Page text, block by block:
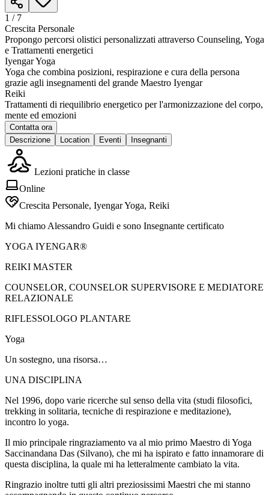
1 / 7
Crescita Personale
Propongo percorsi olistici personalizzati attraverso Counseling, Yoga
e Trattamenti energetici
Iyengar Yoga
Yoga che combina posizioni, respirazione e cura della persona
grazie agli insegnamenti del grande Maestro Iyengar
Reiki
Trattamenti di riequilibrio energetico per l'armonizzazione del corpo,
mente ed emozioni
Contatta ora
Descrizione
Location Eventi Insegnanti
Lezioni pratiche in classe
Online
Crescita Personale, Iyengar Yoga, Reiki
Mi chiamo Alessandro Guidi e sono Insegnante certificato
YOGA IYENGAR®
REIKI MASTER
COUNSELOR, COUNSELOR SUPERVISORE E MEDIATORE
RELAZIONALE
RIFLESSOLOGO PLANTARE
Yoga
Un sostegno, una risorsa…
UNA DISCIPLINA
Nel 1996, dopo varie ricerche sul senso della vita (studi filosofici,
trekking in solitaria, tecniche di respirazione e meditazione),
incontro lo yoga.
Il mio principale ringraziamento va al mio primo Maestro di Yoga
Saccinandana Das (Silvano), che mi ha ispirato e fatto innamorare di
questa disciplina, la quale mi ha letteralmente cambiato la vita.
Ringrazio inoltre tutti gli altri preziosissimi Maestri che mi stanno